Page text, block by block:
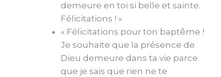
demeure en toi si belle et sainte.
Félicitations ! »
« Félicitations pour ton baptême !
Je souhaite que la présence de
Dieu demeure dans ta vie parce
que je sais que rien ne te